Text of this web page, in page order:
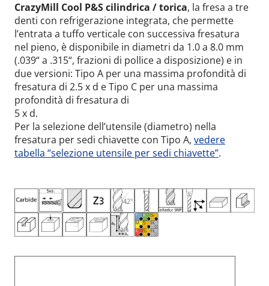
CrazyMill Cool P&S cilindrica / torica, la fresa a tre
denti con refrigerazione integrata, che permette
l’entrata a tuffo verticale con successiva fresatura
nel pieno, è disponibile in diametri da 1.0 a 8.0 mm
(.039“ a .315“, frazioni di pollice a disposizione) e in
due versioni: Tipo A per una massima profondità di
fresatura di 2.5 x d e Tipo C per una massima
profondità di fresatura di
5 x d.
Per la selezione dell’utensile (diametro) nella
fresatura per sedi chiavette con Tipo A, vedere
tabella “selezione utensile per sedi chiavette”.